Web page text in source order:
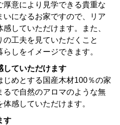
厚意により見学できる貴重な
になるお家ですので、リア
していただけます。また、
工夫を見ていただくこと
しをイメージできます。
していただけます
めとする国産木材100％の家
るで自然のアロマのような無
感していただけます。
す